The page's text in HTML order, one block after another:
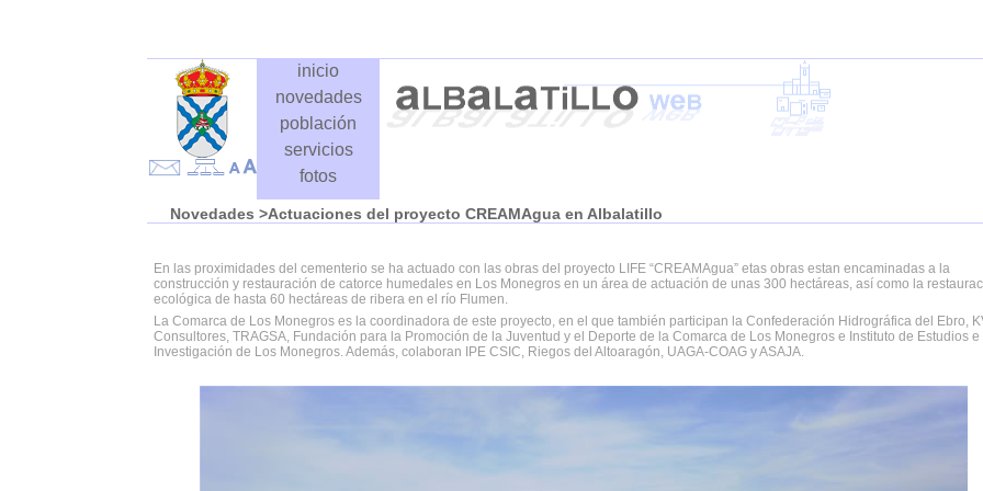
inicio
novedades
población
servicios
fotos
Novedades >Actuaciones del proyecto CREAMAgua en Albalatillo
En las proximidades del cementerio se ha actuado con las obras del proyecto LIFE “CREAMAgua” etas obras estan encaminadas a la
construcción y restauración de catorce humedales en Los Monegros en un área de actuación de unas 300 hectáreas, así como la
ecológica de hasta 60 hectáreas de ribera en el río Flumen.
La Comarca de Los Monegros es la coordinadora de este proyecto, en el que también participan la Confederación Hidrográfica del Ebro,
Consultores, TRAGSA, Fundación para la Promoción de la Juventud y el Deporte de la Comarca de Los Monegros e Instituto de Estudios e
Investigación de Los Monegros. Además, colaboran IPE CSIC, Riegos del Altoaragón, UAGA-COAG y ASAJA.